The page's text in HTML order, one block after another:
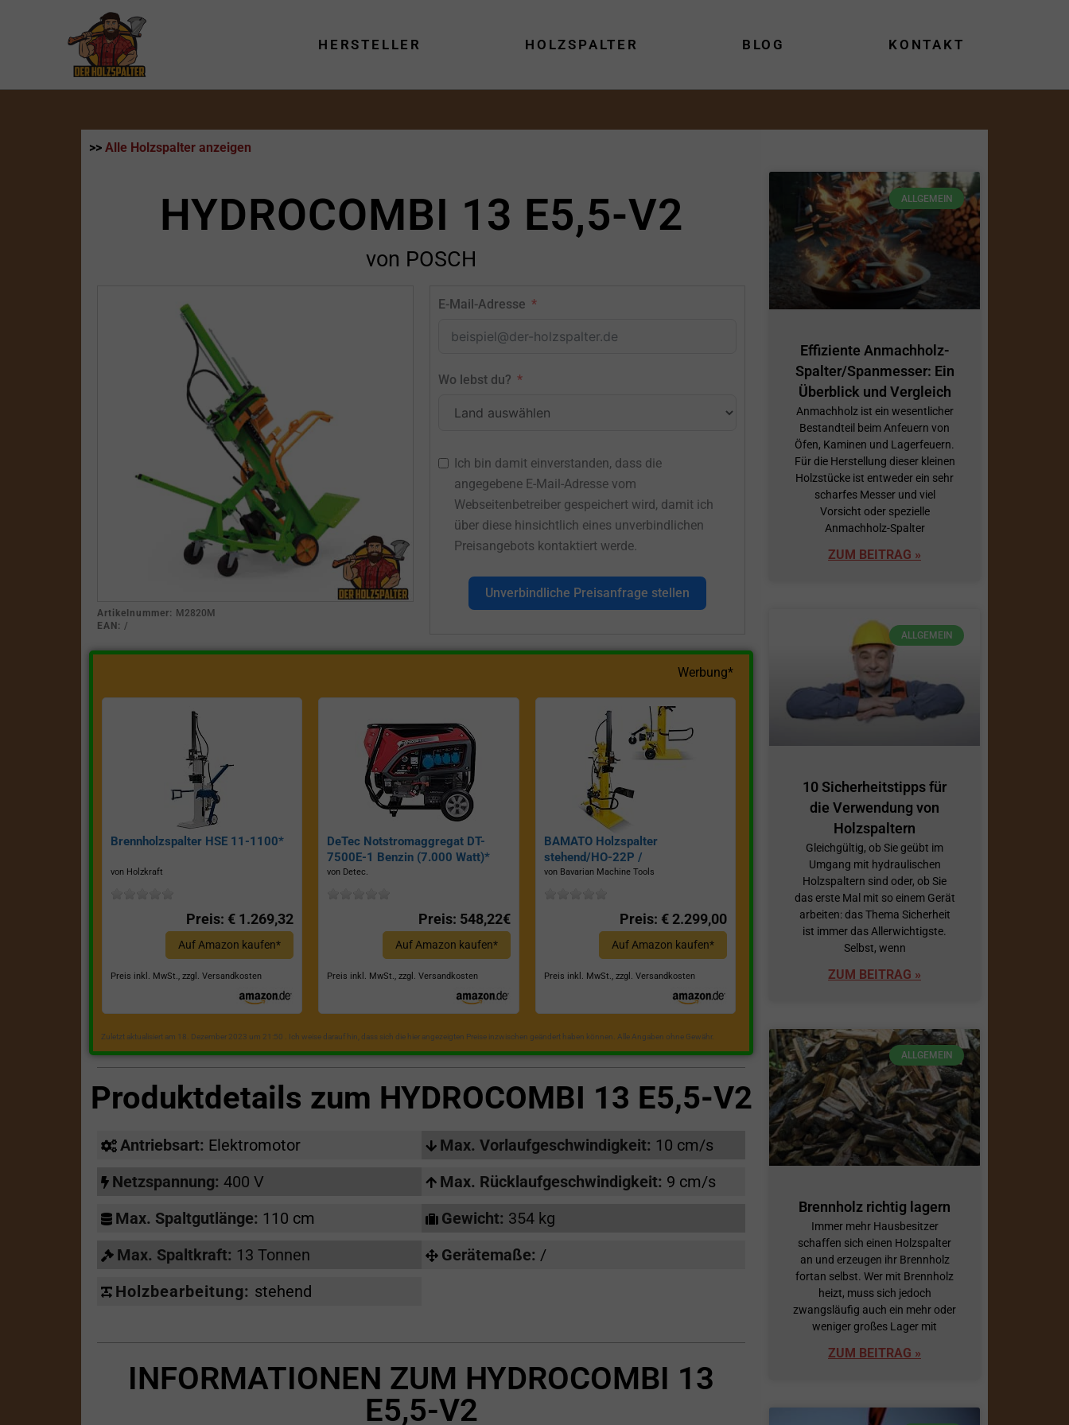
HERSTELLER HOLZSPALTER BLOG KONTAKT
>> Alle Holzspalter anzeigen
HYDROCOMBI 13 E5,5-V2
von POSCH
Artikelnummer: M2820M
EAN: /
E-Mail-Adresse
Wo lebst du?
Ich bin damit einverstanden, dass die
angegebene E-Mail-Adresse vom
Webseitenbetreiber gespeichert wird, damit ich
über diese hinsichtlich eines unverbindlichen
Preisangebots kontaktiert werde.
Unverbindliche Preisanfrage stellen
Werbung*
Brennholzspalter HSE 11-1100*
von Holzkraft
Preis: € 1.269,32
Auf Amazon kaufen*
Preis inkl. MwSt., zzgl. Versandkosten
DeTec Notstromaggregat DT-
7500E-1 Benzin (7.000 Watt)*
von Detec.
Preis: 548,22€
Auf Amazon kaufen*
Preis inkl. MwSt., zzgl. Versandkosten
BAMATO Holzspalter
stehend/HO-22P /
Zapfwellenantrieb, Inkl.
von Bavarian Machine Tools
Preis: € 2.299,00
Auf Amazon kaufen*
Preis inkl. MwSt., zzgl. Versandkosten
Zuletzt aktualisiert am 18. Dezember 2023 um 21:50 . Ich weise darauf hin, dass sich die hier angezeigten Preise inzwischen geändert haben können. Alle Angaben ohne Gewähr.
Produktdetails zum HYDROCOMBI 13 E5,5-V2
Antriebsart: Elektromotor
Netzspannung: 400 V
Max. Spaltgutlänge: 110 cm
Max. Spaltkraft: 13 Tonnen
Holzbearbeitung: stehend
Max. Vorlaufgeschwindigkeit: 10 cm/s
Max. Rücklaufgeschwindigkeit: 9 cm/s
Gewicht: 354 kg
Gerätemaße: /
INFORMATIONEN ZUM HYDROCOMBI 13
E5,5-V2
ALLGEMEIN
Effiziente Anmachholz-
Spalter/Spanmesser: Ein
Überblick und Vergleich
Anmachholz ist ein wesentlicher
Bestandteil beim Anfeuern von
Öfen, Kaminen und Lagerfeuern.
Für die Herstellung dieser kleinen
Holzstücke ist entweder ein sehr
scharfes Messer und viel
Vorsicht oder spezielle
Anmachholz-Spalter
ZUM BEITRAG »
ALLGEMEIN
10 Sicherheitstipps für
die Verwendung von
Holzspaltern
Gleichgültig, ob Sie geübt im
Umgang mit hydraulischen
Holzspaltern sind oder, ob Sie
das erste Mal mit so einem Gerät
arbeiten: das Thema Sicherheit
ist immer das Allerwichtigste.
Selbst, wenn
ZUM BEITRAG »
ALLGEMEIN
Brennholz richtig lagern
Immer mehr Hausbesitzer
schaffen sich einen Holzspalter
an und erzeugen ihr Brennholz
fortan selbst. Wer mit Brennholz
heizt, muss sich jedoch
zwangsläufig auch ein mehr oder
weniger großes Lager mit
ZUM BEITRAG »